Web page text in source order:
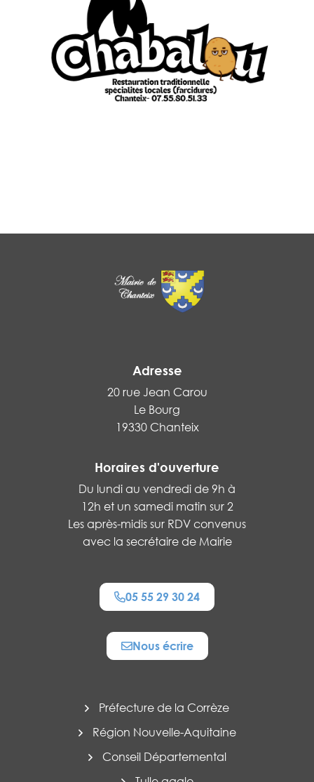
Adresse
20 rue Jean Carou
Le Bourg
19330 Chanteix
Horaires d'ouverture
Du lundi au vendredi de 9h à
12h et un samedi matin sur 2
Les après-midis sur RDV convenus
avec la secrétaire de Mairie
05 55 29 30 24
Nous écrire
Préfecture de la Corrèze
Région Nouvelle-Aquitaine
Conseil Départemental